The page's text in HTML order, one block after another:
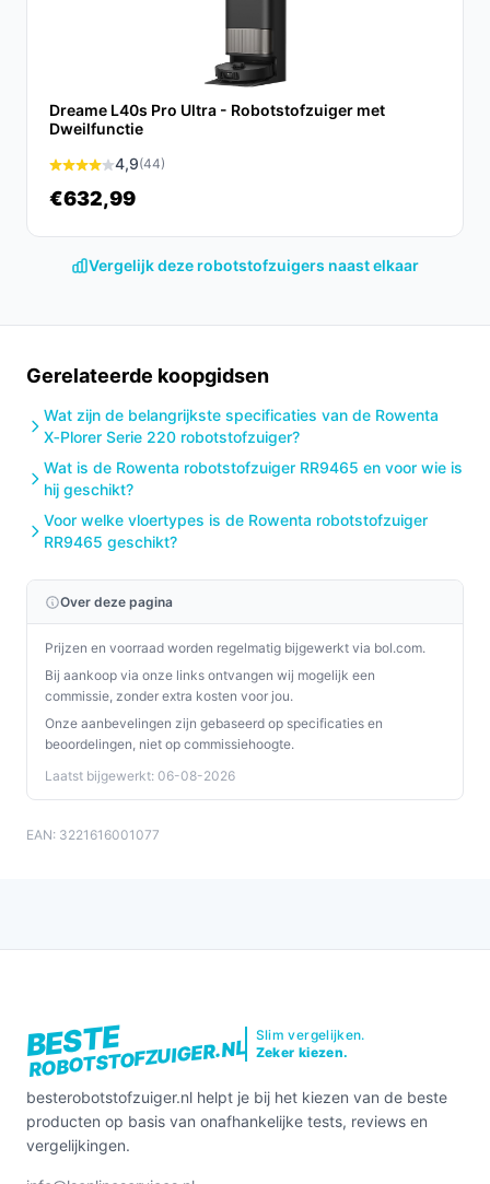
Vergeleken met andere modellen biedt deze stofzuiger
geavanceerdere navigatie, een beter
schoonmaakresultaat door het Aqua Power Systeem, en
een gebruiksvriendelijke app voor eenvoudige
bediening.
Conclusie
robotstofzuiger die ideaal is voor elke moderne
Ontdek alle specificaties en vergelijk prijzen op
besterobotstofzuiger.nl. Kies bewust wat perfect past
bij jouw behoeften!
Dreame L40s Pro Ultra - Robotstofzuiger met
Dweilfunctie
4,9(44)
€632,99
Vergelijk deze robotstofzuigers naast elkaar
Gerelateerde koopgidsen
Wat zijn de belangrijkste specificaties van de Rowenta
X‑Plorer Serie 220 robotstofzuiger?
Wat is de Rowenta robotstofzuiger RR9465 en voor wie is
hij geschikt?
Voor welke vloertypes is de Rowenta robotstofzuiger
RR9465 geschikt?
Over deze pagina
Prijzen en voorraad worden regelmatig bijgewerkt via bol.com.
Bij aankoop via onze links ontvangen wij mogelijk een
commissie, zonder extra kosten voor jou.
Onze aanbevelingen zijn gebaseerd op specificaties en
beoordelingen, niet op commissiehoogte.
Laatst bijgewerkt: 06-08-2026
EAN: 3221616001077
BESTE
ROBOTSTOFZUIGER.NL
Slim vergelijken.
Zeker kiezen.
besterobotstofzuiger.nl helpt je bij het kiezen van de beste
producten op basis van onafhankelijke tests, reviews en
vergelijkingen.